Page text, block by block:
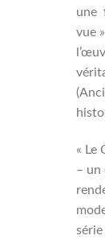
une
vue
« Le
– un
série